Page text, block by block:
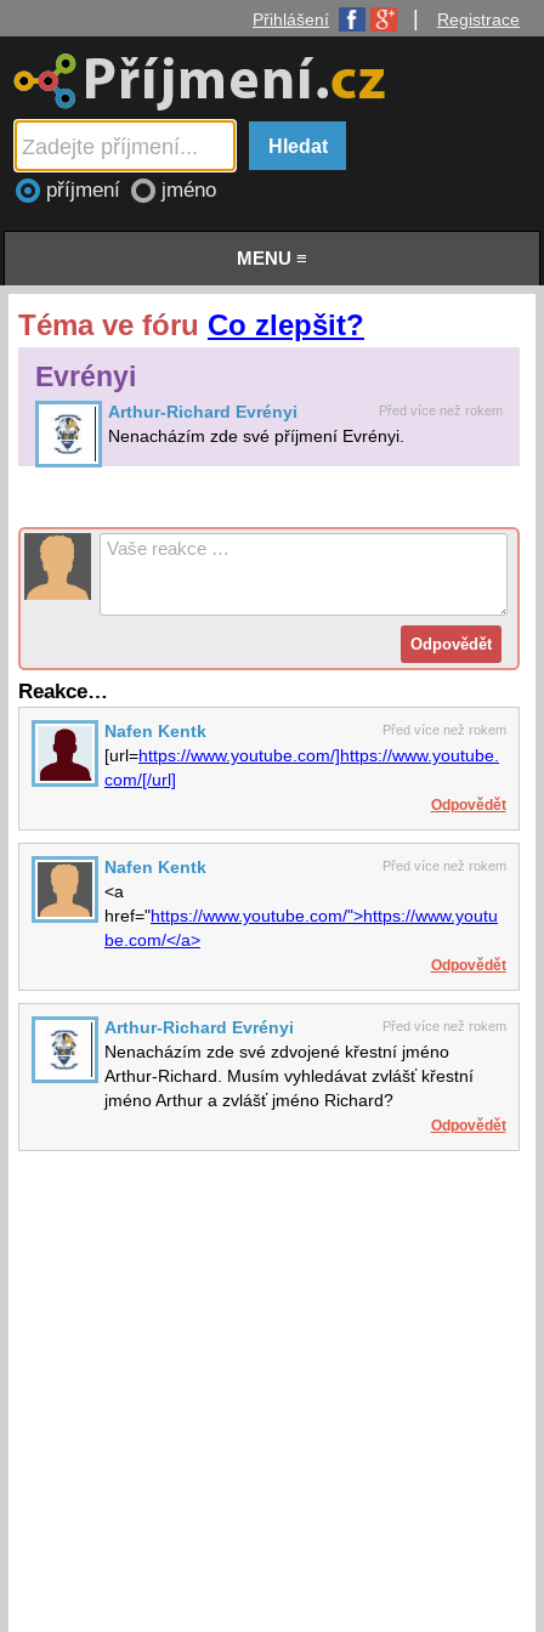
Přihlášení Registrace
příjmení jméno
MENU ≡
Téma ve fóru Co zlepšit?
Evrényi
Před více než rokem
Arthur-Richard Evrényi
Nenacházím zde své příjmení Evrényi.
Reakce…
Před více než rokem
Nafen Kentk
[url=https://www.youtube.com/]https://www.youtube.
com/[/url]
Odpovědět
Před více než rokem
Nafen Kentk
<a
href="https://www.youtube.com/">https://www.youtu
be.com/</a>
Odpovědět
Před více než rokem
Arthur-Richard Evrényi
Nenacházím zde své zdvojené křestní jméno
Arthur-Richard. Musím vyhledávat zvlášť křestní
jméno Arthur a zvlášť jméno Richard?
Odpovědět